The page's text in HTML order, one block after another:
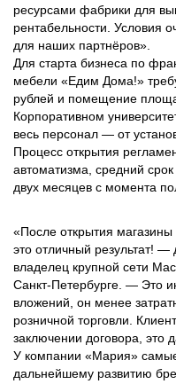
ресурсами фабрики для
рентабельности. Условия
для наших партнёров».
Для старта бизнеса по
мебели «Едим Дома!»
рублей и помещение
Корпоративном
весь персонал — от
Процесс открытия
автоматизма, средний
двух месяцев с момента
«После открытия магазины
это отличный результат!
владелец крупной сети
Санкт-Петербурге. — Это
вложений, он менее
розничной торговли.
заключении договора, это
У компании «Мария»
дальнейшему развитию